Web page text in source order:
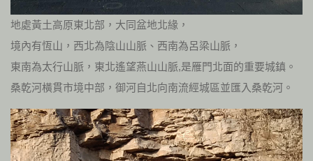
地處黃土高原東北部，大同盆地北緣，
境內有恆山，西北為陰山山脈、西南為呂梁山脈，
東南為太行山脈，東北遙望燕山山脈,是雁門北面的重要城鎮。
桑乾河橫貫市境中部，御河自北向南流經城區並匯入桑乾河。